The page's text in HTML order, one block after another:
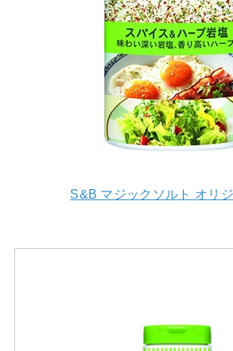
S&B マジックソルト オリ